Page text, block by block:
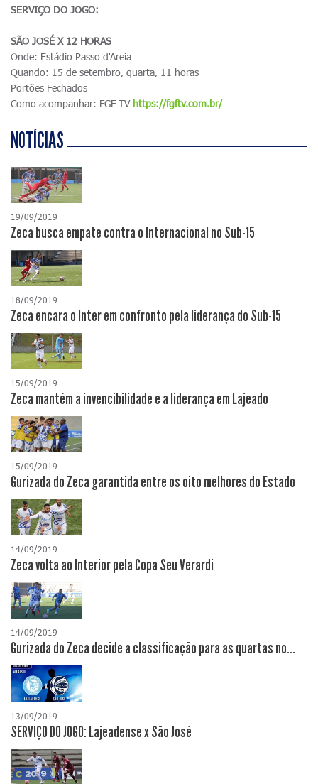
SERVIÇO DO JOGO:
SÃO JOSÉ X 12 HORAS
Onde: Estádio Passo d'Areia
Quando: 15 de setembro, quarta, 11 horas
Portões Fechados
Como acompanhar: FGF TV https://fgftv.com.br/
NOTÍCIAS
19/09/2019
Zeca busca empate contra o Internacional no Sub-15
18/09/2019
Zeca encara o Inter em confronto pela liderança do Sub-15
15/09/2019
Zeca mantém a invencibilidade e a liderança em Lajeado
15/09/2019
Gurizada do Zeca garantida entre os oito melhores do Estado
14/09/2019
Zeca volta ao Interior pela Copa Seu Verardi
14/09/2019
Gurizada do Zeca decide a classificação para as quartas no...
13/09/2019
SERVIÇO DO JOGO: Lajeadense x São José